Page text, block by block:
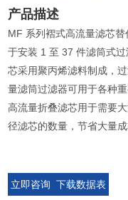
产品描述
MF 系列褶式高流量滤芯
于安装 1 至 37 件滤筒式
芯采用聚丙烯滤料制成，
量滤筒过滤器可用于各种
高流量折叠滤芯用于需要
径滤芯的数量，节省大量
立即咨询 下载数据表